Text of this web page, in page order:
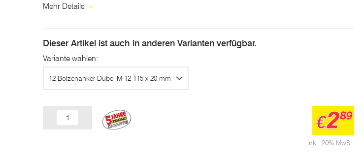
Mehr Details
Dieser Artikel ist auch in anderen Varianten verfügbar.
Variante wählen:
12 Bolzenanker-Dübel M 12 115 x 20 mm
inkl. 20% MwSt.
€289